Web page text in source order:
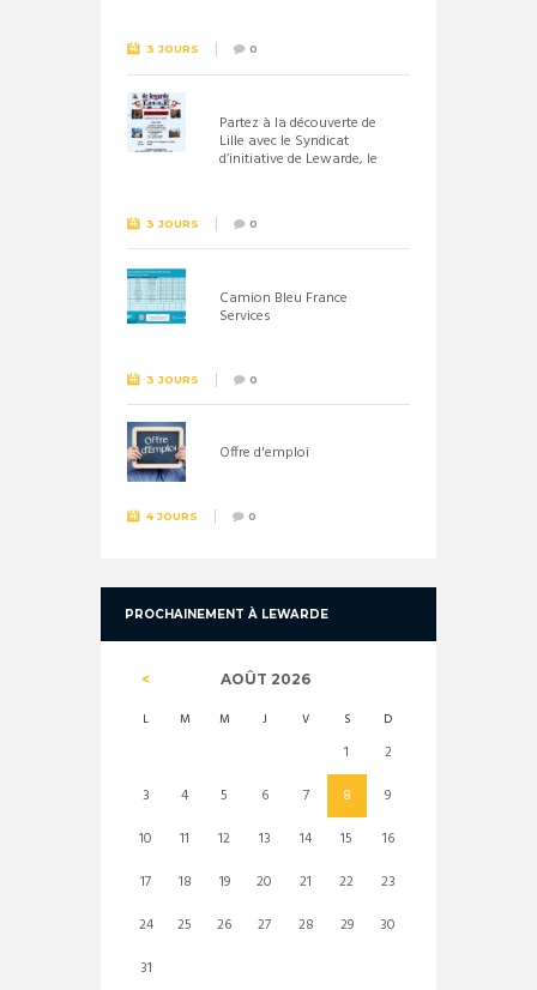
3 JOURS 0
Partez à la découverte de
Lille avec le Syndicat
d’initiative de Lewarde, le
3 JOURS 0
Camion Bleu France
Services
3 JOURS 0
Offre d'emploi
4 JOURS 0
PROCHAINEMENT À LEWARDE
AOÛT 2026
L M M J V S D
1
2
3
4 5 6 7 8
9
10
11 12 13 14 15
16
17
18 19 20 21 22
23
24
25 26 27 28 29
30
31